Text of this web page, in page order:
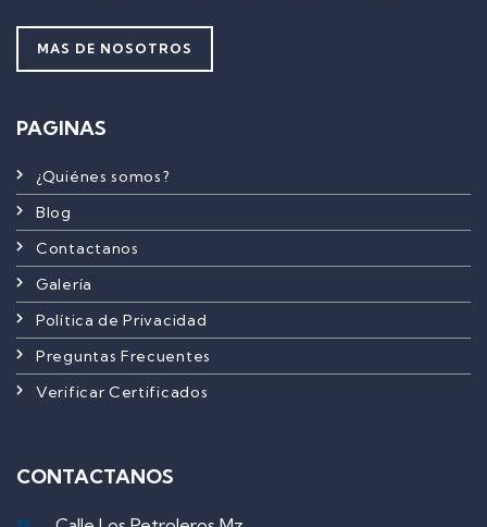
MAS DE NOSOTROS
PAGINAS
¿Quiénes somos?
Blog
Contactanos
Galería
Política de Privacidad
Preguntas Frecuentes
Verificar Certificados
CONTACTANOS